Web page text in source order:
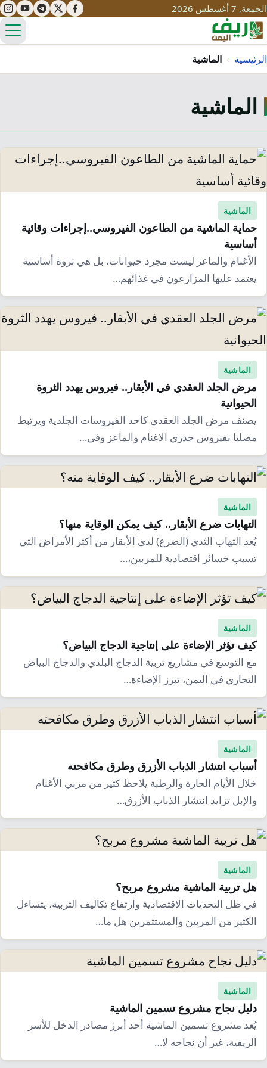
الجمعة, 7 أغسطس 2026
تعليم
مياه
طرُق
قصص نجاح
مبادرات
سياحة
تراث
ثقافة
التغير المناخي
محميات
التلوث
تحديات
حلول
إرشاد زراعي
نساء
معيشة
قصة
انفوجرافيك
تقارير صور
فيديو
الرئيسية › الماشية
الماشية
الماشية
حماية الماشية من الطاعون الفيروسي..إجراءات وقائية
أساسية
الأغنام والماعز ليست مجرد حيوانات، بل هي ثروة أساسية
يعتمد عليها المزارعون في غذائهم…
الماشية
مرض الجلد العقدي في الأبقار.. فيروس يهدد الثروة
الحيوانية
يصنف مرض الجلد العقدي كاحد الفيروسات الجلدية ويرتبط
مصليا بفيروس جدري الاغنام والماعز وفي…
الماشية
التهابات ضرع الأبقار.. كيف يمكن الوقاية منها؟
يُعد التهاب الثدي (الضرع) لدى الأبقار من أكثر الأمراض التي
تسبب خسائر اقتصادية للمربين،…
الماشية
كيف تؤثر الإضاءة على إنتاجية الدجاج البياض؟
مع التوسع في مشاريع تربية الدجاج البلدي والدجاج البياض
التجاري في اليمن، تبرز الإضاءة…
الماشية
أسباب انتشار الذباب الأزرق وطرق مكافحته
خلال الأيام الحارة والرطبة يلاحظ كثير من مربي الأغنام
والإبل تزايد انتشار الذباب الأزرق…
الماشية
هل تربية الماشية مشروع مربح؟
في ظل التحديات الاقتصادية وارتفاع تكاليف التربية، يتساءل
الكثير من المربين والمستثمرين هل ما…
الماشية
دليل نجاح مشروع تسمين الماشية
يُعد مشروع تسمين الماشية أحد أبرز مصادر الدخل للأسر
الريفية، غير أن نجاحه لا…